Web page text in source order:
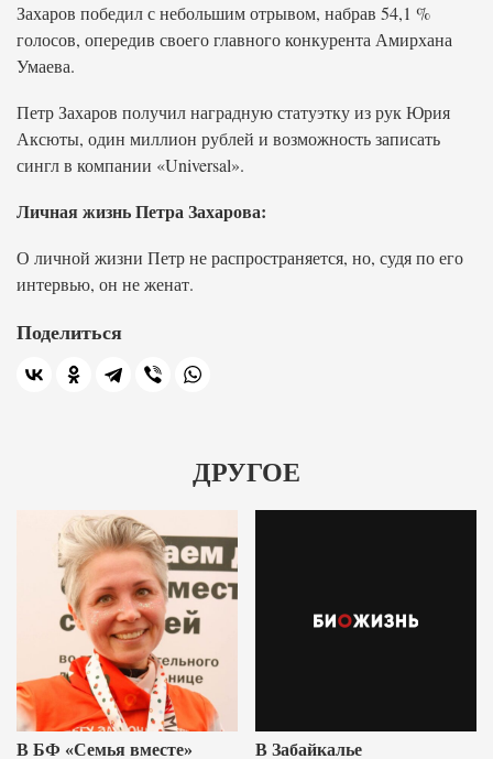
Захаров победил с небольшим отрывом, набрав 54,1 %
голосов, опередив своего главного конкурента Амирхана
Умаева.
Петр Захаров получил наградную статуэтку из рук Юрия
Аксюты, один миллион рублей и возможность записать
сингл в компании «Universal».
Личная жизнь Петра Захарова:
О личной жизни Петр не распространяется, но, судя по его
интервью, он не женат.
Поделиться
ДРУГОЕ
В БФ «Семья вместе»
В Забайкалье